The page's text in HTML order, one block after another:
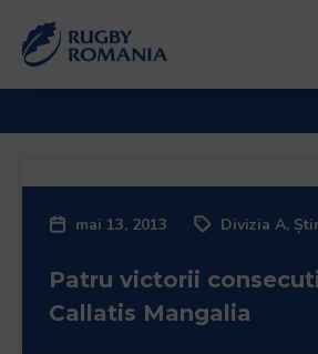
mai 13, 2013 Divizia A,
Patru victorii
Callatis Mangalia